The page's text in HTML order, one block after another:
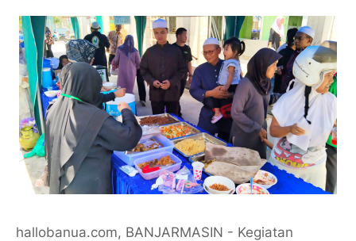
hallobanua.com, BANJARMASIN - Kegiatan